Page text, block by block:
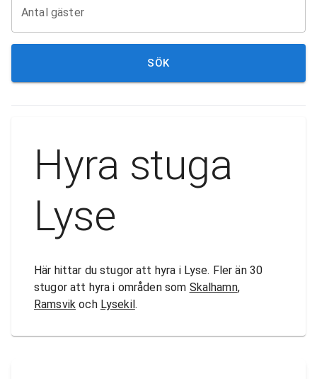
Antal gäster
SÖK
Hyra stuga
Lyse
Här hittar du stugor att hyra i Lyse. Fler än 30
stugor att hyra i områden som Skalhamn,
Ramsvik och Lysekil.